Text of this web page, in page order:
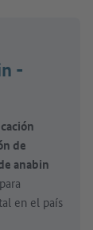
-
de
anabin
en el país